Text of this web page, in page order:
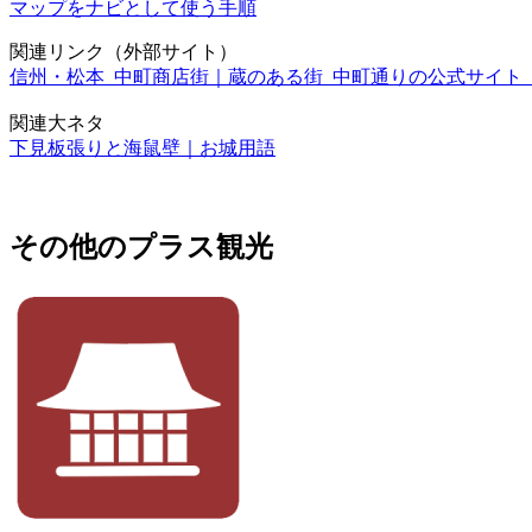
マップをナビとして使う手順
関連リンク（外部サイト）
信州・松本 中町商店街｜蔵のある街 中町通りの公式サイト
関連大ネタ
下見板張りと海鼠壁｜お城用語
その他のプラス観光